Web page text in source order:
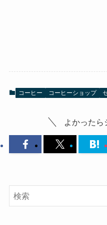
コーヒー コーヒーショップ
よかったら